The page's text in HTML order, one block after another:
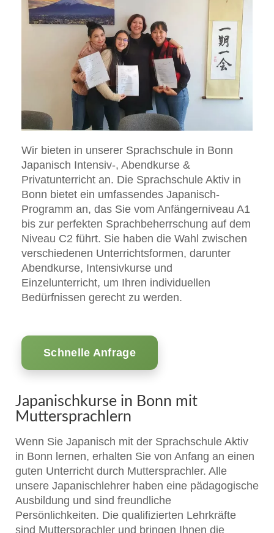
Wir bieten in unserer Sprachschule in Bonn
Japanisch Intensiv-, Abendkurse &
Privatunterricht an. Die Sprachschule Aktiv in
Bonn bietet ein umfassendes Japanisch-
Programm an, das Sie vom Anfängerniveau A1
bis zur perfekten Sprachbeherrschung auf dem
Niveau C2 führt. Sie haben die Wahl zwischen
verschiedenen Unterrichtsformen, darunter
Abendkurse, Intensivkurse und
Einzelunterricht, um Ihren individuellen
Bedürfnissen gerecht zu werden.
Schnelle Anfrage
Japanischkurse in Bonn mit
Muttersprachlern
Wenn Sie Japanisch mit der Sprachschule Aktiv
in Bonn lernen, erhalten Sie von Anfang an einen
guten Unterricht durch Muttersprachler. Alle
unsere Japanischlehrer haben eine pädagogische
Ausbildung und sind freundliche
Persönlichkeiten. Die qualifizierten Lehrkräfte
sind Muttersprachler und bringen Ihnen die